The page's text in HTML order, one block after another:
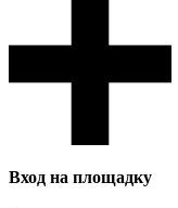
Вход на площадку